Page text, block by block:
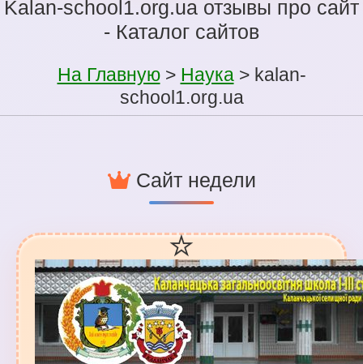
Kalan-school1.org.ua отзывы про сайт
- Каталог сайтов
На Главную> Наука> kalan-
school1.org.ua
Сайт недели